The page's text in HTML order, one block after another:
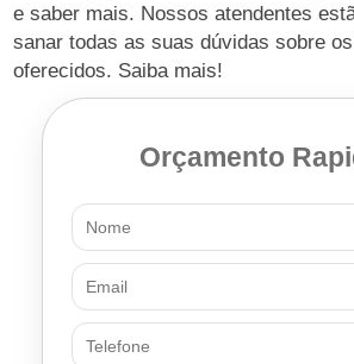
e saber mais. Nossos atendentes
sanar todas as suas dúvidas sobre
oferecidos. Saiba mais!
Orçamento